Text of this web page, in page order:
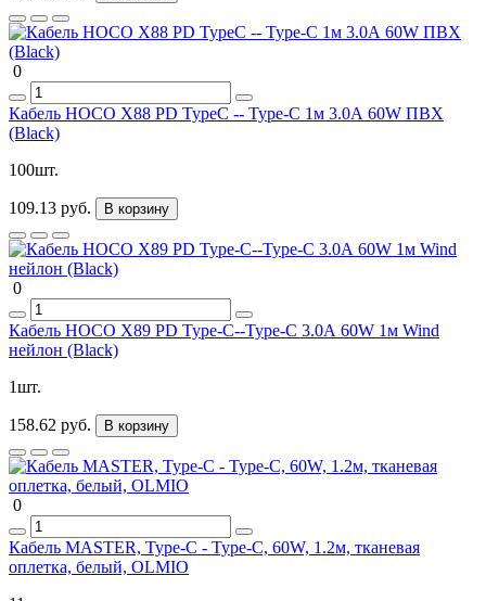
0
Кабель HOCO X88 PD TypeC -- Type-C 1м 3.0А 60W ПВХ
(Black)
100шт.
109.13 руб. В корзину
0
Кабель HOCO X89 PD Type-C--Type-C 3.0А 60W 1м Wind
нейлон (Black)
1шт.
158.62 руб. В корзину
0
Кабель MASTER, Type-C - Type-C, 60W, 1.2м, тканевая
оплетка, белый, OLMIO